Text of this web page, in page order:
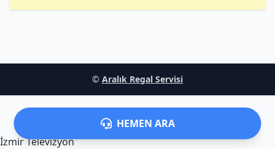
© Aralık Regal Servisi
HEMEN ARA
İzmir Televizyon